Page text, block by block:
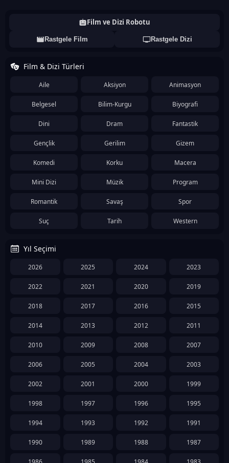
Film ve Dizi Robotu
Rastgele Film Rastgele Dizi
Film & Dizi Türleri
Aile Aksiyon Animasyon
Belgesel Bilim-Kurgu Biyografi
Dini Dram Fantastik
Gençlik Gerilim Gizem
Komedi Korku Macera
Mini Dizi Müzik Program
Romantik Savaş Spor
Suç Tarih Western
Yıl Seçimi
2026 2025 2024 2023
2022 2021 2020 2019
2018 2017 2016 2015
2014 2013 2012 2011
2010 2009 2008 2007
2006 2005 2004 2003
2002 2001 2000 1999
1998 1997 1996 1995
1994 1993 1992 1991
1990 1989 1988 1987